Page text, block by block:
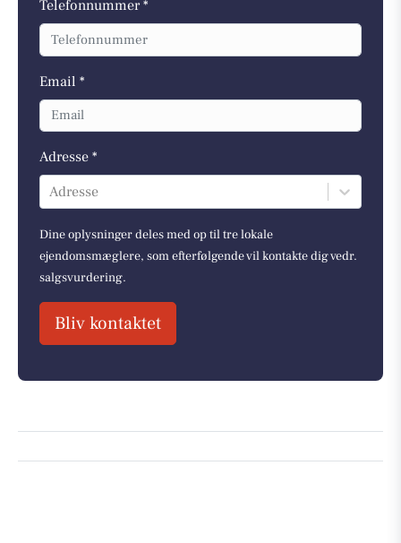
Telefonnummer *
Email *
Adresse *
Adresse
Dine oplysninger deles med op til tre lokale
ejendomsmæglere, som efterfølgende vil kontakte dig vedr.
salgsvurdering.
Bliv kontaktet